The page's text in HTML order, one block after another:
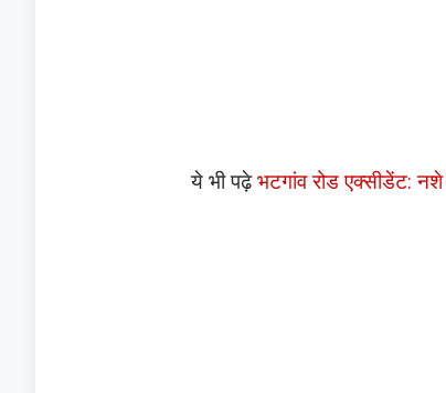
ये भी पढ़ेभटगांव रोड एक्सीडेंट: